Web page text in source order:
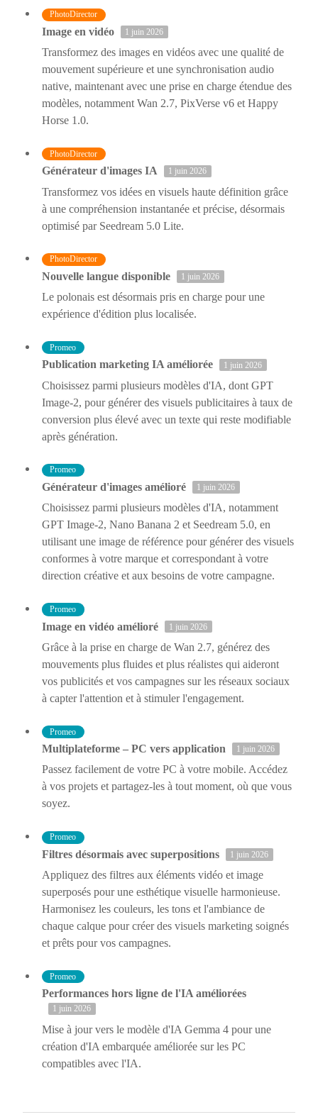
PhotoDirector
Image en vidéo 1 juin 2026
Transformez des images en vidéos avec une qualité de
mouvement supérieure et une synchronisation audio
native, maintenant avec une prise en charge étendue des
modèles, notamment Wan 2.7, PixVerse v6 et Happy
Horse 1.0.
PhotoDirector
Générateur d'images IA 1 juin 2026
Transformez vos idées en visuels haute définition grâce
à une compréhension instantanée et précise, désormais
optimisé par Seedream 5.0 Lite.
PhotoDirector
Nouvelle langue disponible 1 juin 2026
Le polonais est désormais pris en charge pour une
expérience d'édition plus localisée.
Promeo
Publication marketing IA améliorée 1 juin 2026
Choisissez parmi plusieurs modèles d'IA, dont GPT
Image-2, pour générer des visuels publicitaires à taux de
conversion plus élevé avec un texte qui reste modifiable
après génération.
Promeo
Générateur d'images amélioré 1 juin 2026
Choisissez parmi plusieurs modèles d'IA, notamment
GPT Image-2, Nano Banana 2 et Seedream 5.0, en
utilisant une image de référence pour générer des visuels
conformes à votre marque et correspondant à votre
direction créative et aux besoins de votre campagne.
Promeo
Image en vidéo amélioré 1 juin 2026
Grâce à la prise en charge de Wan 2.7, générez des
mouvements plus fluides et plus réalistes qui aideront
vos publicités et vos campagnes sur les réseaux sociaux
à capter l'attention et à stimuler l'engagement.
Promeo
Multiplateforme – PC vers application 1 juin 2026
Passez facilement de votre PC à votre mobile. Accédez
à vos projets et partagez-les à tout moment, où que vous
soyez.
Promeo
Filtres désormais avec superpositions 1 juin 2026
Appliquez des filtres aux éléments vidéo et image
superposés pour une esthétique visuelle harmonieuse.
Harmonisez les couleurs, les tons et l'ambiance de
chaque calque pour créer des visuels marketing soignés
et prêts pour vos campagnes.
Promeo
Performances hors ligne de l'IA améliorées
1 juin 2026
Mise à jour vers le modèle d'IA Gemma 4 pour une
création d'IA embarquée améliorée sur les PC
compatibles avec l'IA.